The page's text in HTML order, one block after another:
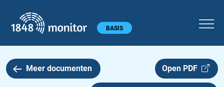
Hoofdmenu BASIS
Meer documenten Open PDF